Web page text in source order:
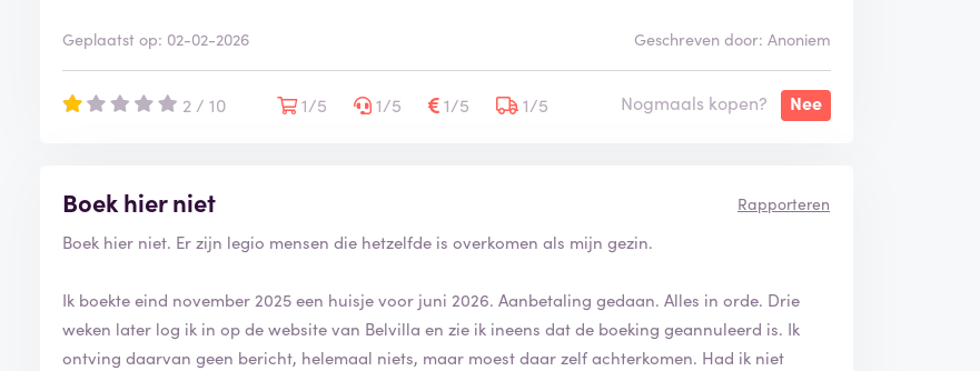
Geplaatst op: 02-02-2026 Geschreven door: Anoniem
2 / 10 1/5 1/5 1/5 1/5 Nogmaals kopen? Nee
Boek hier niet Rapporteren
Boek hier niet. Er zijn legio mensen die hetzelfde is overkomen als mijn gezin.
Ik boekte eind november 2025 een huisje voor juni 2026. Aanbetaling gedaan. Alles in orde. Drie
weken later log ik in op de website van Belvilla en zie ik ineens dat de boeking geannuleerd is. Ik
ontving daarvan geen bericht, helemaal niets, maar moest daar zelf achterkomen. Had ik niet